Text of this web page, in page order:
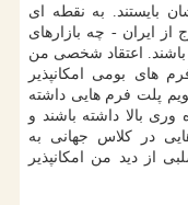
بایستند. به نقطه ای
از ایران - چه بازارهای
اعتقاد شخصی من
های بومی امکانپذیر
پلت فرم هایی داشته
وری بالا داشته باشند و
در کلاس جهانی به
از دید من امکانپذیر